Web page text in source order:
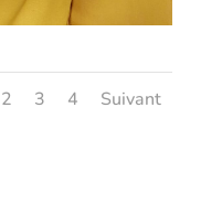
2 3 4 Suivant